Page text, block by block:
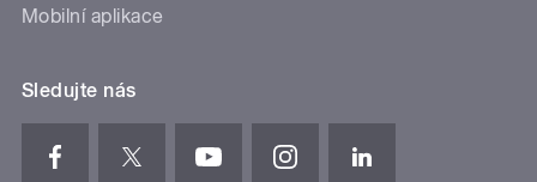
Mobilní aplikace
Sledujte nás